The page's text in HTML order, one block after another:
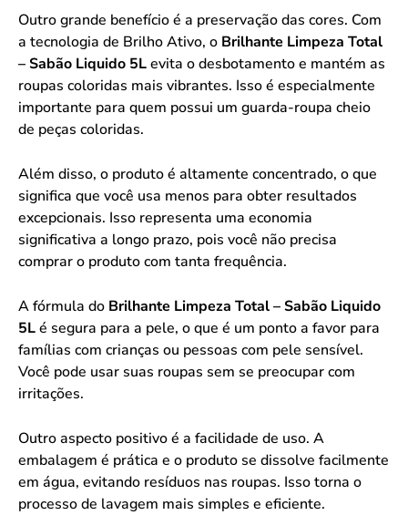
Outro grande benefício é a preservação das cores. Com
a tecnologia de Brilho Ativo, o Brilhante Limpeza Total
– Sabão Liquido 5Levita o desbotamento e mantém as
roupas coloridas mais vibrantes. Isso é especialmente
importante para quem possui um guarda-roupa cheio
de peças coloridas.
Além disso, o produto é altamente concentrado, o que
significa que você usa menos para obter resultados
excepcionais. Isso representa uma economia
significativa a longo prazo, pois você não precisa
comprar o produto com tanta frequência.
A fórmula do Brilhante Limpeza Total – Sabão Liquido
5Lé segura para a pele, o que é um ponto a favor para
famílias com crianças ou pessoas com pele sensível.
Você pode usar suas roupas sem se preocupar com
irritações.
Outro aspecto positivo é a facilidade de uso. A
embalagem é prática e o produto se dissolve facilmente
em água, evitando resíduos nas roupas. Isso torna o
processo de lavagem mais simples e eficiente.